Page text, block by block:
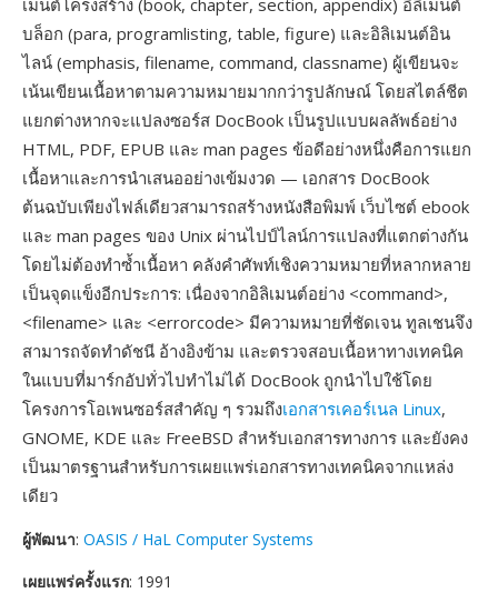
เมนต์โครงสร้าง (book, chapter, section, appendix) อิลิเมนต์
บล็อก (para, programlisting, table, figure) และอิลิเมนต์อิน
ไลน์ (emphasis, filename, command, classname) ผู้เขียนจะ
เน้นเขียนเนื้อหาตามความหมายมากกว่ารูปลักษณ์ โดยสไตล์ชีต
แยกต่างหากจะแปลงซอร์ส DocBook เป็นรูปแบบผลลัพธ์อย่าง
HTML, PDF, EPUB และ man pages ข้อดีอย่างหนึ่งคือการแยก
เนื้อหาและการนำเสนออย่างเข้มงวด — เอกสาร DocBook
ต้นฉบับเพียงไฟล์เดียวสามารถสร้างหนังสือพิมพ์ เว็บไซต์ ebook
และ man pages ของ Unix ผ่านไปป์ไลน์การแปลงที่แตกต่างกัน
โดยไม่ต้องทำซ้ำเนื้อหา คลังคำศัพท์เชิงความหมายที่หลากหลาย
เป็นจุดแข็งอีกประการ: เนื่องจากอิลิเมนต์อย่าง <command>,
<filename> และ <errorcode> มีความหมายที่ชัดเจน ทูลเชนจึง
สามารถจัดทำดัชนี อ้างอิงข้าม และตรวจสอบเนื้อหาทางเทคนิค
ในแบบที่มาร์กอัปทั่วไปทำไม่ได้ DocBook ถูกนำไปใช้โดย
โครงการโอเพนซอร์สสำคัญ ๆ รวมถึงเอกสารเคอร์เนล Linux,
GNOME, KDE และ FreeBSD สำหรับเอกสารทางการ และยังคง
เป็นมาตรฐานสำหรับการเผยแพร่เอกสารทางเทคนิคจากแหล่ง
เดียว
ผู้พัฒนา: OASIS / HaL Computer Systems
เผยแพร่ครั้งแรก: 1991